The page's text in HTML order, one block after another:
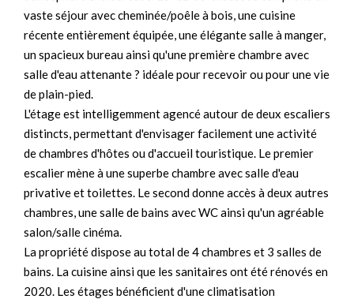
vaste séjour avec cheminée/poêle à bois, une cuisine
récente entièrement équipée, une élégante salle à manger,
un spacieux bureau ainsi qu'une première chambre avec
salle d'eau attenante ? idéale pour recevoir ou pour une vie
de plain-pied.
L'étage est intelligemment agencé autour de deux escaliers
distincts, permettant d'envisager facilement une activité
de chambres d'hôtes ou d'accueil touristique. Le premier
escalier mène à une superbe chambre avec salle d'eau
privative et toilettes. Le second donne accès à deux autres
chambres, une salle de bains avec WC ainsi qu'un agréable
salon/salle cinéma.
La propriété dispose au total de 4 chambres et 3 salles de
bains. La cuisine ainsi que les sanitaires ont été rénovés en
2020. Les étages bénéficient d'une climatisation